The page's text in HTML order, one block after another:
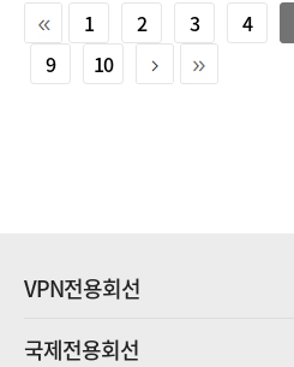
1 2 3 4
9
10
VPN전용회선
국제전용회선